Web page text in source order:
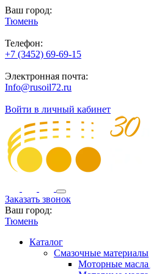
Ваш город:
Тюмень
Телефон:
+7 (3452) 69-69-15
Электронная почта:
Info@rusoil72.ru
Войти в личный кабинет
Заказать звонок
Ваш город:
Тюмень
Каталог
Смазочные материалы
Моторные масла